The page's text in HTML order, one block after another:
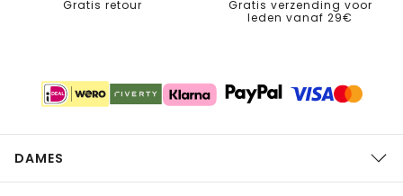
Gratis retour
Gratis verzending voor
leden vanaf 29€
DAMES